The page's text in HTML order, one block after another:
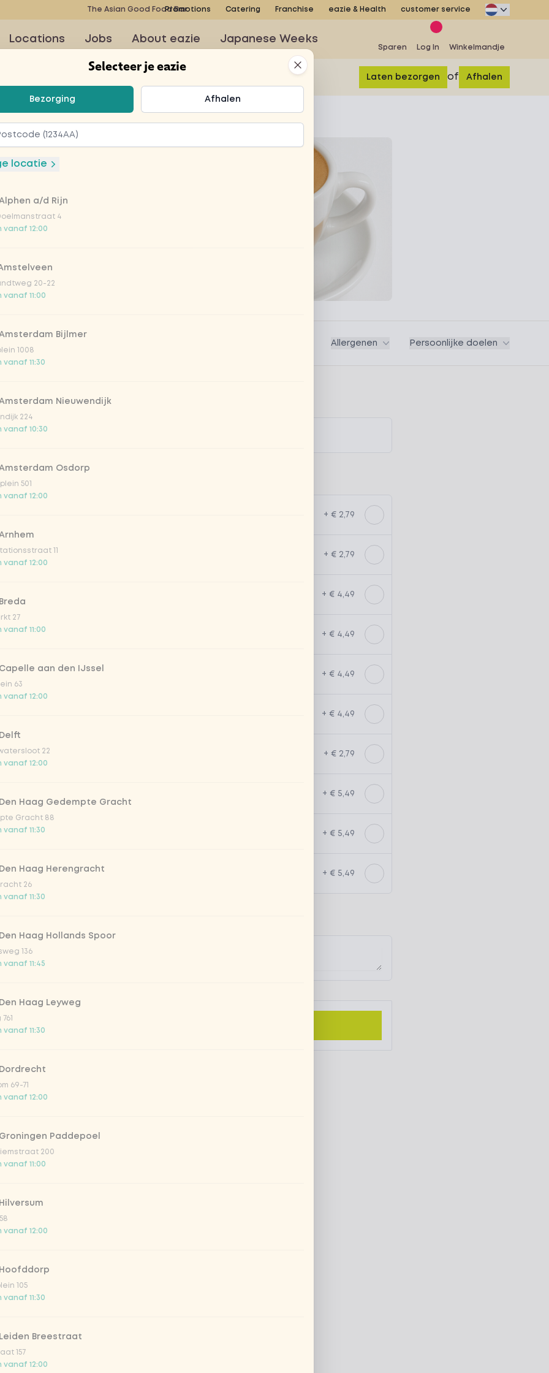
The Asian Good Food BarPromotions Catering Franchise eazie & Health customer service
Locations Jobs About eazie Japanese Weeks
Sparen Log In Winkelmandje
Laten bezorgen of Afhalen
Allergenen Persoonlijke doelen
drankjes
33cl + € 2,79
33cl + € 2,79
tropical lychee + € 4,49
iced tea + € 4,49
fruit + € 4,49
& dragon Fruit + € 4,49
zero zero 33cl + € 2,79
mango + € 5,49
+ € 5,49
+ € 5,49
Close
Selecteer je eazie
Bezorging Afhalen
locatie
a/d Rijn
4
vanaf 12:00
20-22
11:00
Bijlmer
1008
11:30
Nieuwendijk
224
vanaf 10:30
Osdorp
501
vanaf 12:00
11
vanaf 12:00
27
11:00
aan den IJssel
63
vanaf 12:00
22
vanaf 12:00
Haag Gedempte Gracht
Gracht 88
11:30
Haag Herengracht
26
11:30
Haag Hollands Spoor
136
11:45
Haag Leyweg
11:30
69-71
vanaf 12:00
Paddepoel
200
11:00
vanaf 12:00
105
11:30
Breestraat
157
vanaf 12:00